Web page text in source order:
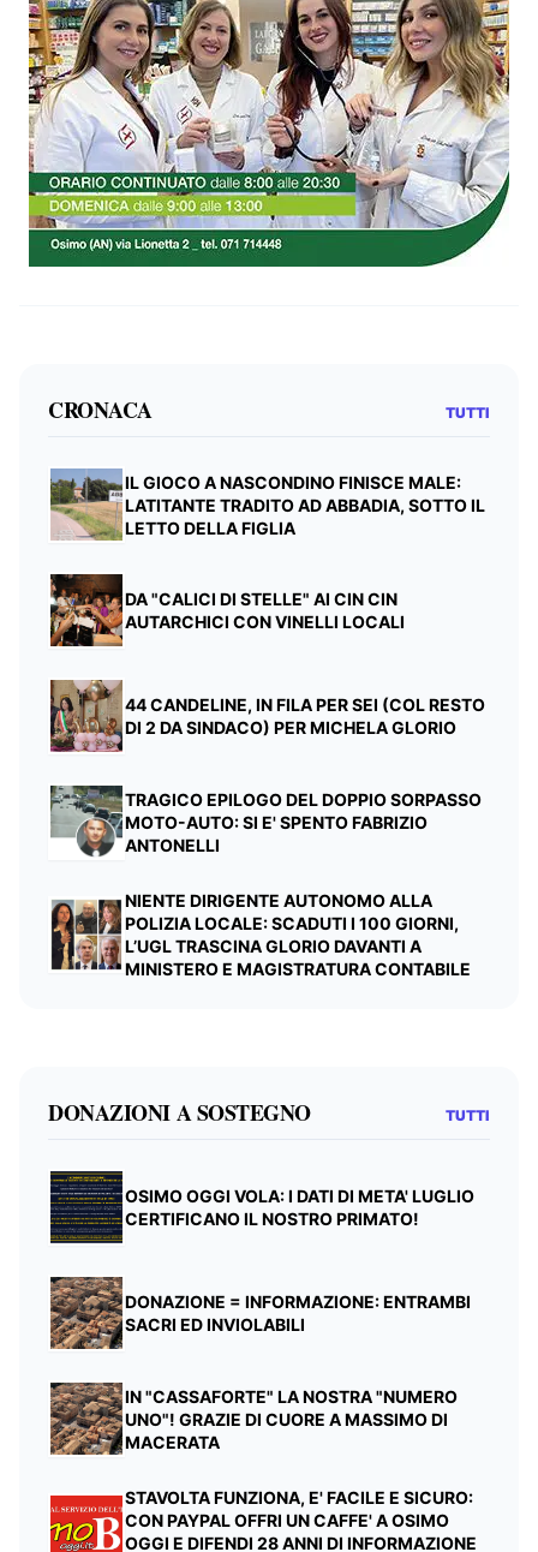
CRONACA TUTTI
IL GIOCO A NASCONDINO FINISCE MALE:
LATITANTE TRADITO AD ABBADIA, SOTTO IL
LETTO DELLA FIGLIA
DA "CALICI DI STELLE" AI CIN CIN
AUTARCHICI CON VINELLI LOCALI
44 CANDELINE, IN FILA PER SEI (COL RESTO
DI 2 DA SINDACO) PER MICHELA GLORIO
TRAGICO EPILOGO DEL DOPPIO SORPASSO
MOTO-AUTO: SI E' SPENTO FABRIZIO
ANTONELLI
NIENTE DIRIGENTE AUTONOMO ALLA
POLIZIA LOCALE: SCADUTI I 100 GIORNI,
L’UGL TRASCINA GLORIO DAVANTI A
MINISTERO E MAGISTRATURA CONTABILE
DONAZIONI A SOSTEGNO TUTTI
OSIMO OGGI VOLA: I DATI DI META' LUGLIO
CERTIFICANO IL NOSTRO PRIMATO!
DONAZIONE = INFORMAZIONE: ENTRAMBI
SACRI ED INVIOLABILI
IN "CASSAFORTE" LA NOSTRA "NUMERO
UNO"! GRAZIE DI CUORE A MASSIMO DI
MACERATA
STAVOLTA FUNZIONA, E' FACILE E SICURO:
CON PAYPAL OFFRI UN CAFFE' A OSIMO
OGGI E DIFENDI 28 ANNI DI INFORMAZIONE